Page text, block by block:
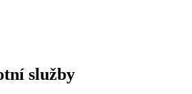
služby